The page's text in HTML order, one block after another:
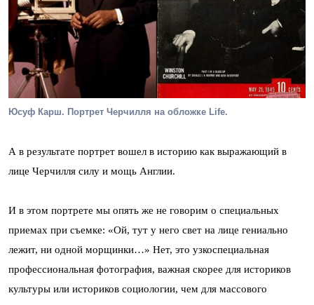
Юсуф Карш. Портрет Черчилля на обложке Life.
А в результате портрет вошел в историю как выражающий в
лице Черчилля силу и мощь Англии.
И в этом портрете мы опять же не говорим о специальных
приемах при съемке: «Ой, тут у него свет на лице гениально
лежит, ни одной морщинки…» Нет, это узкоспециальная
профессиональная фотография, важная скорее для историков
культуры или историков социологии, чем для массового